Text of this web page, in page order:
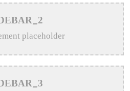
মাদক কারবারি আটক
পাশে দাঁড়ানো আমাদের অন্যতম
আর নেই
placeholder